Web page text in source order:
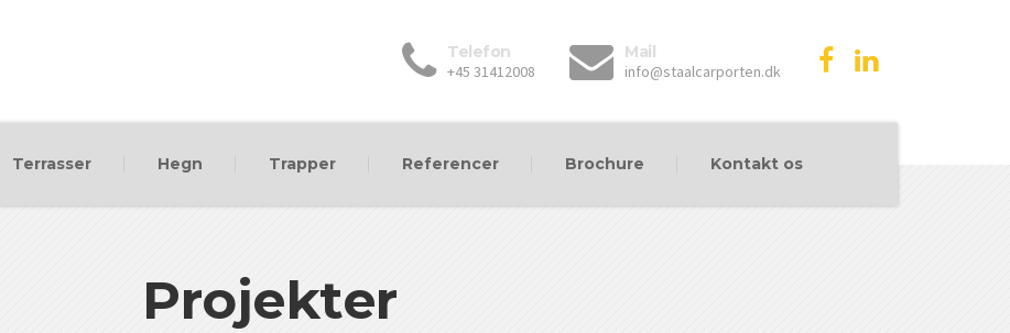
Telefon
+45 31412008
Mail
info@staalcarporten.dk
Terrasser Hegn Trapper Referencer Brochure Kontakt os
Projekter